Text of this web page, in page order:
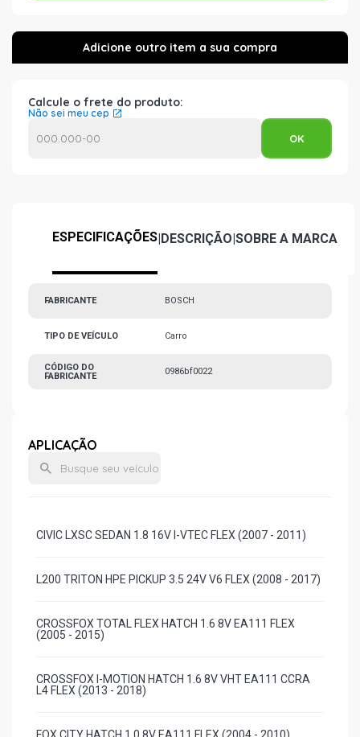
Calcule o frete do produto:
Não sei meu cep
ESPECIFICAÇÕES|DESCRIÇÃO|SOBRE A MARCA
FABRICANTE BOSCH
TIPO DE VEÍCULO Carro
CÓDIGO DO
FABRICANTE
0986bf0022
APLICAÇÃO
CIVIC LXSC SEDAN 1.8 16V I-VTEC FLEX (2007 - 2011)
L200 TRITON HPE PICKUP 3.5 24V V6 FLEX (2008 - 2017)
CROSSFOX TOTAL FLEX HATCH 1.6 8V EA111 FLEX
(2005 - 2015)
CROSSFOX I-MOTION HATCH 1.6 8V VHT EA111 CCRA
L4 FLEX (2013 - 2018)